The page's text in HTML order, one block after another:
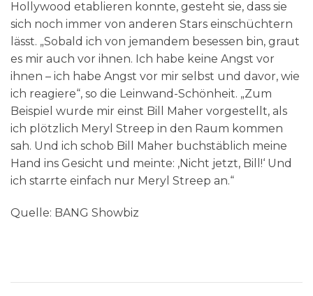
Hollywood etablieren konnte, gesteht sie, dass sie
sich noch immer von anderen Stars einschüchtern
lässt. „Sobald ich von jemandem besessen bin, graut
es mir auch vor ihnen. Ich habe keine Angst vor
ihnen – ich habe Angst vor mir selbst und davor, wie
ich reagiere“, so die Leinwand-Schönheit. „Zum
Beispiel wurde mir einst Bill Maher vorgestellt, als
ich plötzlich Meryl Streep in den Raum kommen
sah. Und ich schob Bill Maher buchstäblich meine
Hand ins Gesicht und meinte: ‚Nicht jetzt, Bill!‘ Und
ich starrte einfach nur Meryl Streep an.“
Quelle: BANG Showbiz